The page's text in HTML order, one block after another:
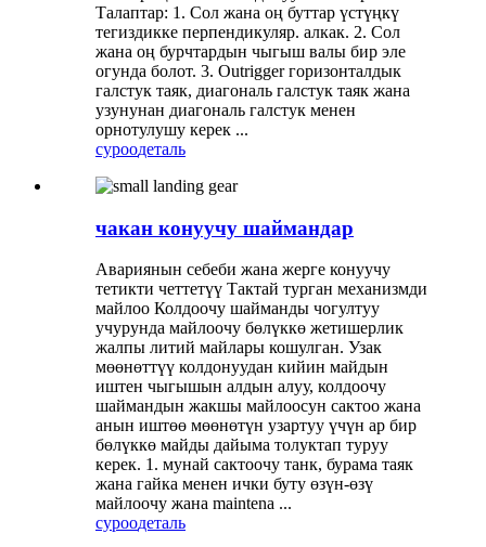
Талаптар: 1. Сол жана оң буттар үстүңкү
тегиздикке перпендикуляр. алкак. 2. Сол
жана оң бурчтардын чыгыш валы бир эле
огунда болот. 3. Outrigger горизонталдык
галстук таяк, диагональ галстук таяк жана
узунунан диагональ галстук менен
орнотулушу керек ...
суроодеталь
чакан конуучу шаймандар
Авариянын себеби жана жерге конуучу
тетикти четтетүү Тактай турган механизмди
майлоо Колдоочу шайманды чогултуу
учурунда майлоочу бөлүккө жетишерлик
жалпы литий майлары кошулган. Узак
мөөнөттүү колдонуудан кийин майдын
иштен чыгышын алдын алуу, колдоочу
шаймандын жакшы майлоосун сактоо жана
анын иштөө мөөнөтүн узартуу үчүн ар бир
бөлүккө майды дайыма толуктап туруу
керек. 1. мунай сактоочу танк, бурама таяк
жана гайка менен ички буту өзүн-өзү
майлоочу жана maintena ...
суроодеталь